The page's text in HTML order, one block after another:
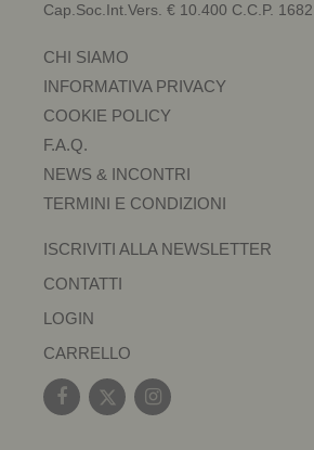
Cap.Soc.Int.Vers. € 10.400 C.C.P.
CHI SIAMO
INFORMATIVA PRIVACY
COOKIE POLICY
F.A.Q.
NEWS & INCONTRI
TERMINI E CONDIZIONI
ISCRIVITI ALLA NEWSLETTER
CONTATTI
LOGIN
CARRELLO